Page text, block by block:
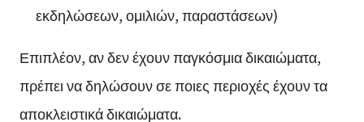
εκδηλώσεων, ομιλιών, παραστάσεων)
Επιπλέον, αν δεν έχουν παγκόσμια δικαιώματα,
πρέπει να δηλώσουν σε ποιες περιοχές έχουν τα
αποκλειστικά δικαιώματα.